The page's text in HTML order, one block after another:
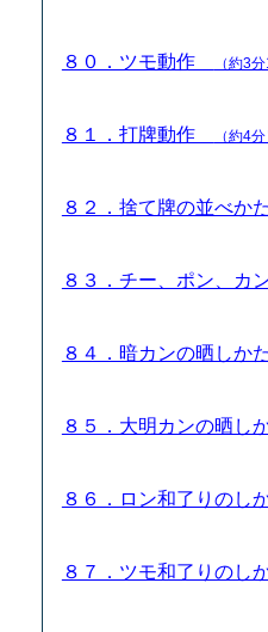
８０．ツモ動作 （約3
８１．打牌動作 （約4分
８２．捨て牌の並べか
８３．チー、ポン、カ
８４．暗カンの晒しか
８５．大明カンの晒し
８６．ロン和了りのし
８７．ツモ和了りのし